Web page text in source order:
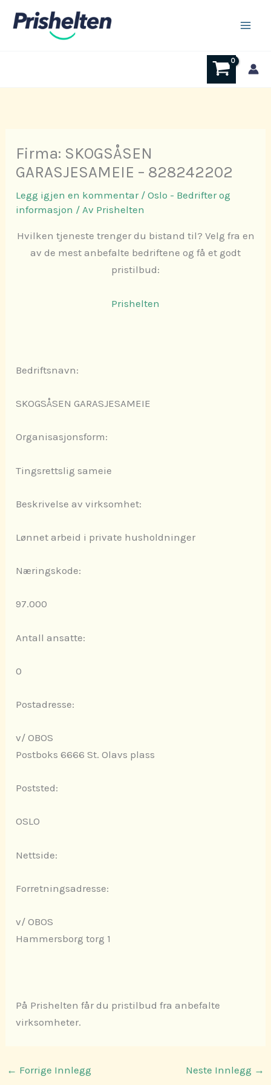
rett
Firma: SKOGSÅSEN
GARASJESAMEIE – 828242202
Legg igjen en kommentar /Oslo - Bedrifter og
informasjon / Av Prishelten
Hvilken tjeneste trenger du bistand til? Velg fra en
av de mest anbefalte bedriftene og få et godt
pristilbud:
Prishelten
Bedriftsnavn:
SKOGSÅSEN GARASJESAMEIE
Organisasjonsform:
Tingsrettslig sameie
Beskrivelse av virksomhet:
Lønnet arbeid i private husholdninger
Næringskode:
97.000
Antall ansatte:
0
Postadresse:
v/ OBOS
Postboks 6666 St. Olavs plass
Poststed:
OSLO
Nettside:
Forretningsadresse:
v/ OBOS
Hammersborg torg 1
På Prishelten får du pristilbud fra anbefalte
virksomheter.
← Forrige Innlegg Neste Innlegg →